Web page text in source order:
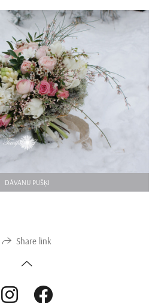
DĀVANU PUŠĶI
Share link